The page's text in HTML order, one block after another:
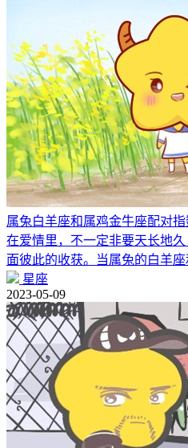
属兔白羊座和属鸡金牛座配对
在爱情里，不一定非要天长地
面彼此的收获。当属兔的白羊
星座
2023-05-09